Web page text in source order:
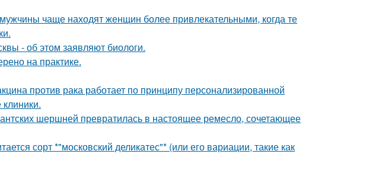
чаще находят женщин более привлекательными, когда те
- об этом заявляют биологи.
на практике.
против рака работает по принципу персонализированной
шершней превратилась в настоящее ремесло, сочетающее
сорт *"московский деликатес"* (или его вариации, такие как